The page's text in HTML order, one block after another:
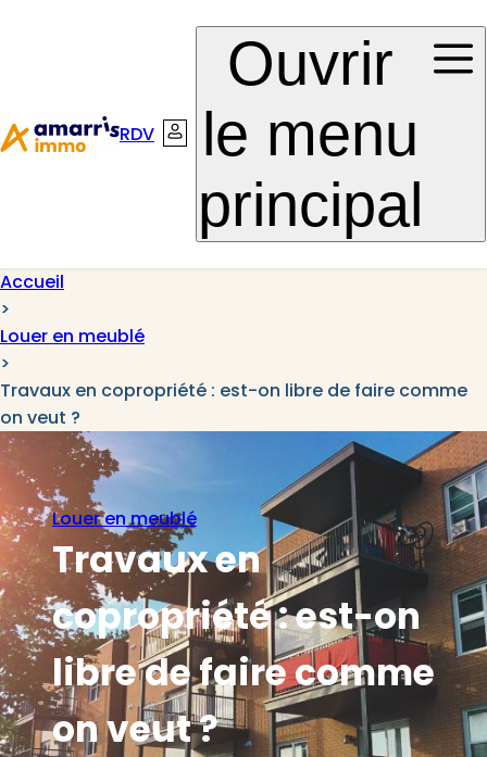
RDV
Connexion
Ouvrir
le menu
principal
Accueil
>
Louer en meublé
>
Travaux en copropriété : est-on libre de faire comme
on veut ?
Louer en meublé
Travaux en
copropriété : est-on
libre de faire comme
on veut ?